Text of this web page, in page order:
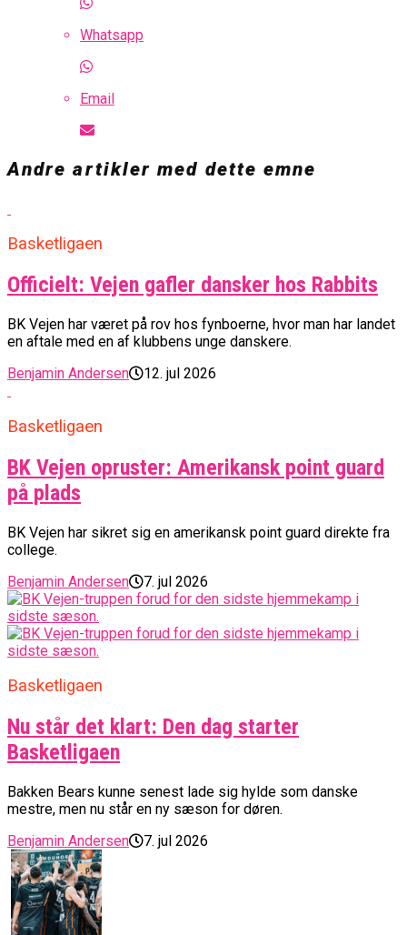
Whatsapp
Email
Andre artikler med dette emne
Basketligaen
Officielt: Vejen gafler dansker hos Rabbits
BK Vejen har været på rov hos fynboerne, hvor man har landet
en aftale med en af klubbens unge danskere.
Benjamin Andersen
12. jul 2026
Basketligaen
BK Vejen opruster: Amerikansk point guard
på plads
BK Vejen har sikret sig en amerikansk point guard direkte fra
college.
Benjamin Andersen
7. jul 2026
Basketligaen
Nu står det klart: Den dag starter
Basketligaen
Bakken Bears kunne senest lade sig hylde som danske
mestre, men nu står en ny sæson for døren.
Benjamin Andersen
7. jul 2026